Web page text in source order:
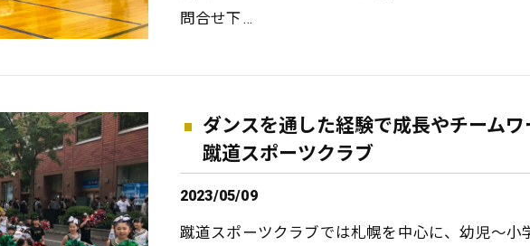
問合せ下…
ダンスを通した経験で成長やチーム
蹴道スポーツクラブ
2023/05/09
蹴道スポーツクラブでは札幌を中心に、幼児～